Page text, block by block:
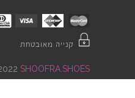
קנייה מאובטחת
SHOOFRA.SHOES